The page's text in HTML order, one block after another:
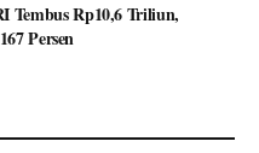
Tembus Rp10,6 Triliun,
Persen